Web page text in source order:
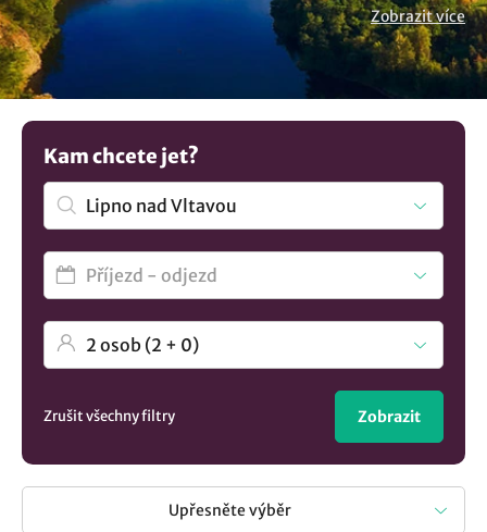
relaxace. Vychutnejte si příjemné masáže a uvolnění s
vodními tryskami, které šetrně, ale účinně masírují vaše
tělo. Odpočiňte si ve vířivce a dopřejte si skvělý zážitek z
ubytování. Potřebujete více možností? Prohlédněte si více
ubytování v lokalitě Lipno nad Vltavou..
Zobrazit více
Kam chcete jet?
Zrušit všechny filtry Zobrazit
Upřesněte výběr